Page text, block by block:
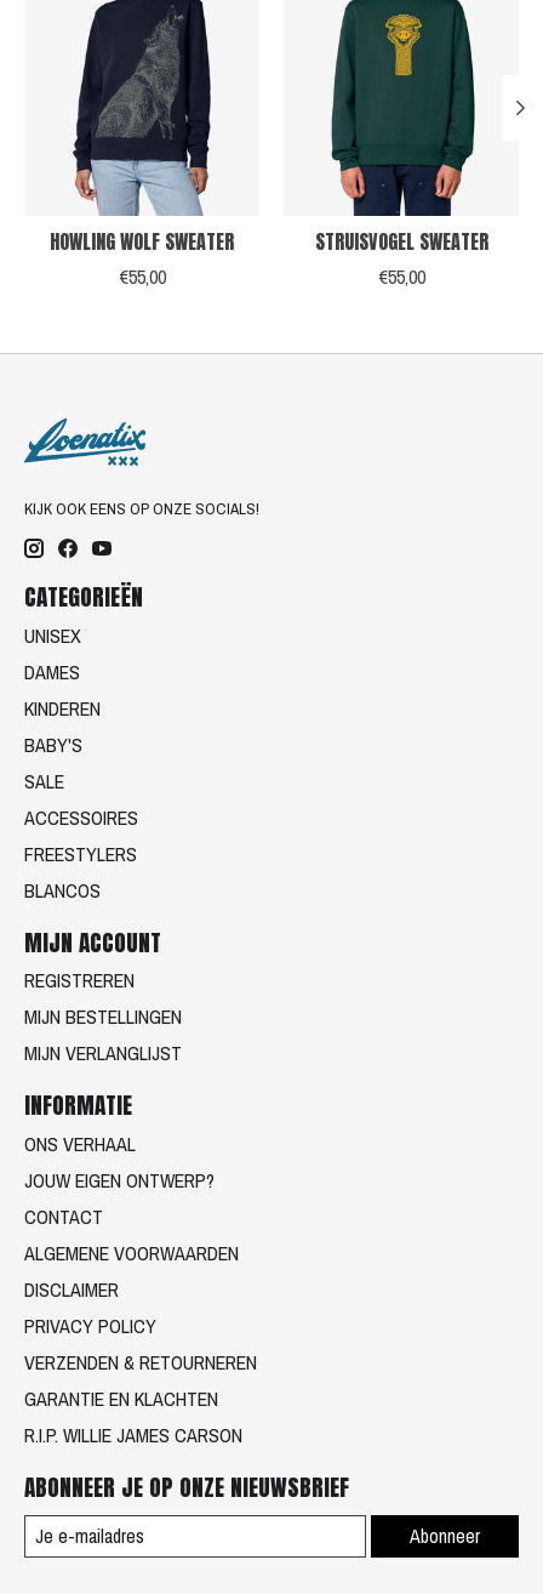
HOWLING WOLF SWEATER
€55,00
STRUISVOGEL SWEATER
€55,00
KIJK OOK EENS OP ONZE SOCIALS!
CATEGORIEËN
UNISEX
DAMES
KINDEREN
BABY'S
SALE
ACCESSOIRES
FREESTYLERS
BLANCOS
MIJN ACCOUNT
REGISTREREN
MIJN BESTELLINGEN
MIJN VERLANGLIJST
INFORMATIE
ONS VERHAAL
JOUW EIGEN ONTWERP?
CONTACT
ALGEMENE VOORWAARDEN
DISCLAIMER
PRIVACY POLICY
VERZENDEN & RETOURNEREN
GARANTIE EN KLACHTEN
R.I.P. WILLIE JAMES CARSON
ABONNEER JE OP ONZE NIEUWSBRIEF
Abonneer